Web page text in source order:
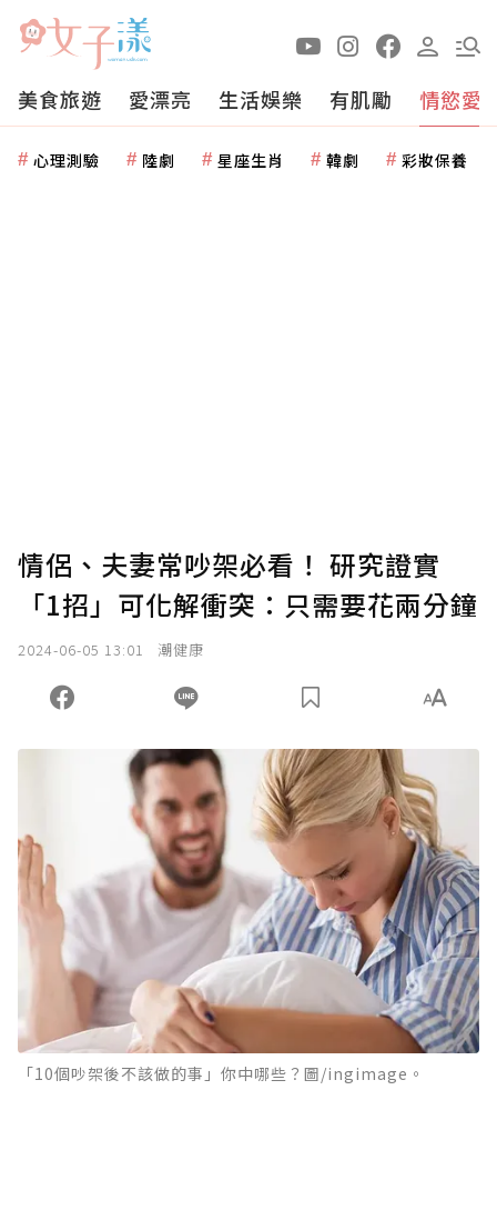
美食旅遊 愛漂亮 生活娛樂 有肌勵 情慾愛
心理測驗 陸劇 星座生肖 韓劇 彩妝保養
情侶、夫妻常吵架必看！ 研究證實
「1招」可化解衝突：只需要花兩分鐘
2024-06-05 13:01 潮健康
「10個吵架後不該做的事」你中哪些？圖/ingimage。